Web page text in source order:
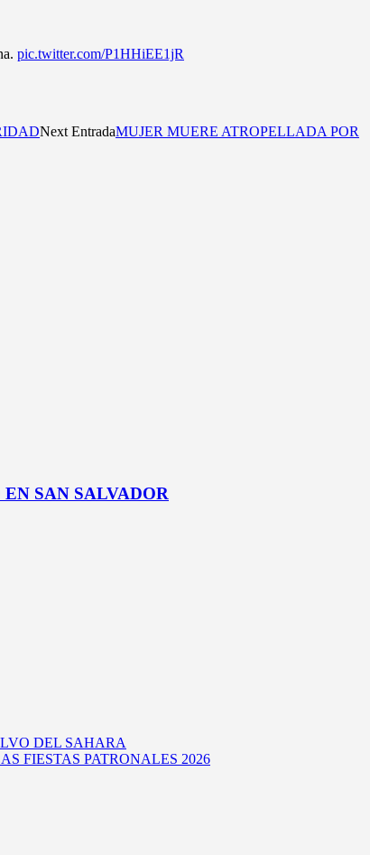
pic.twitter.com/P1HHiEE1jR
Next EntradaMUJER MUERE ATROPELLADA POR
SAN SALVADOR
DEL SAHARA
FIESTAS PATRONALES 2026